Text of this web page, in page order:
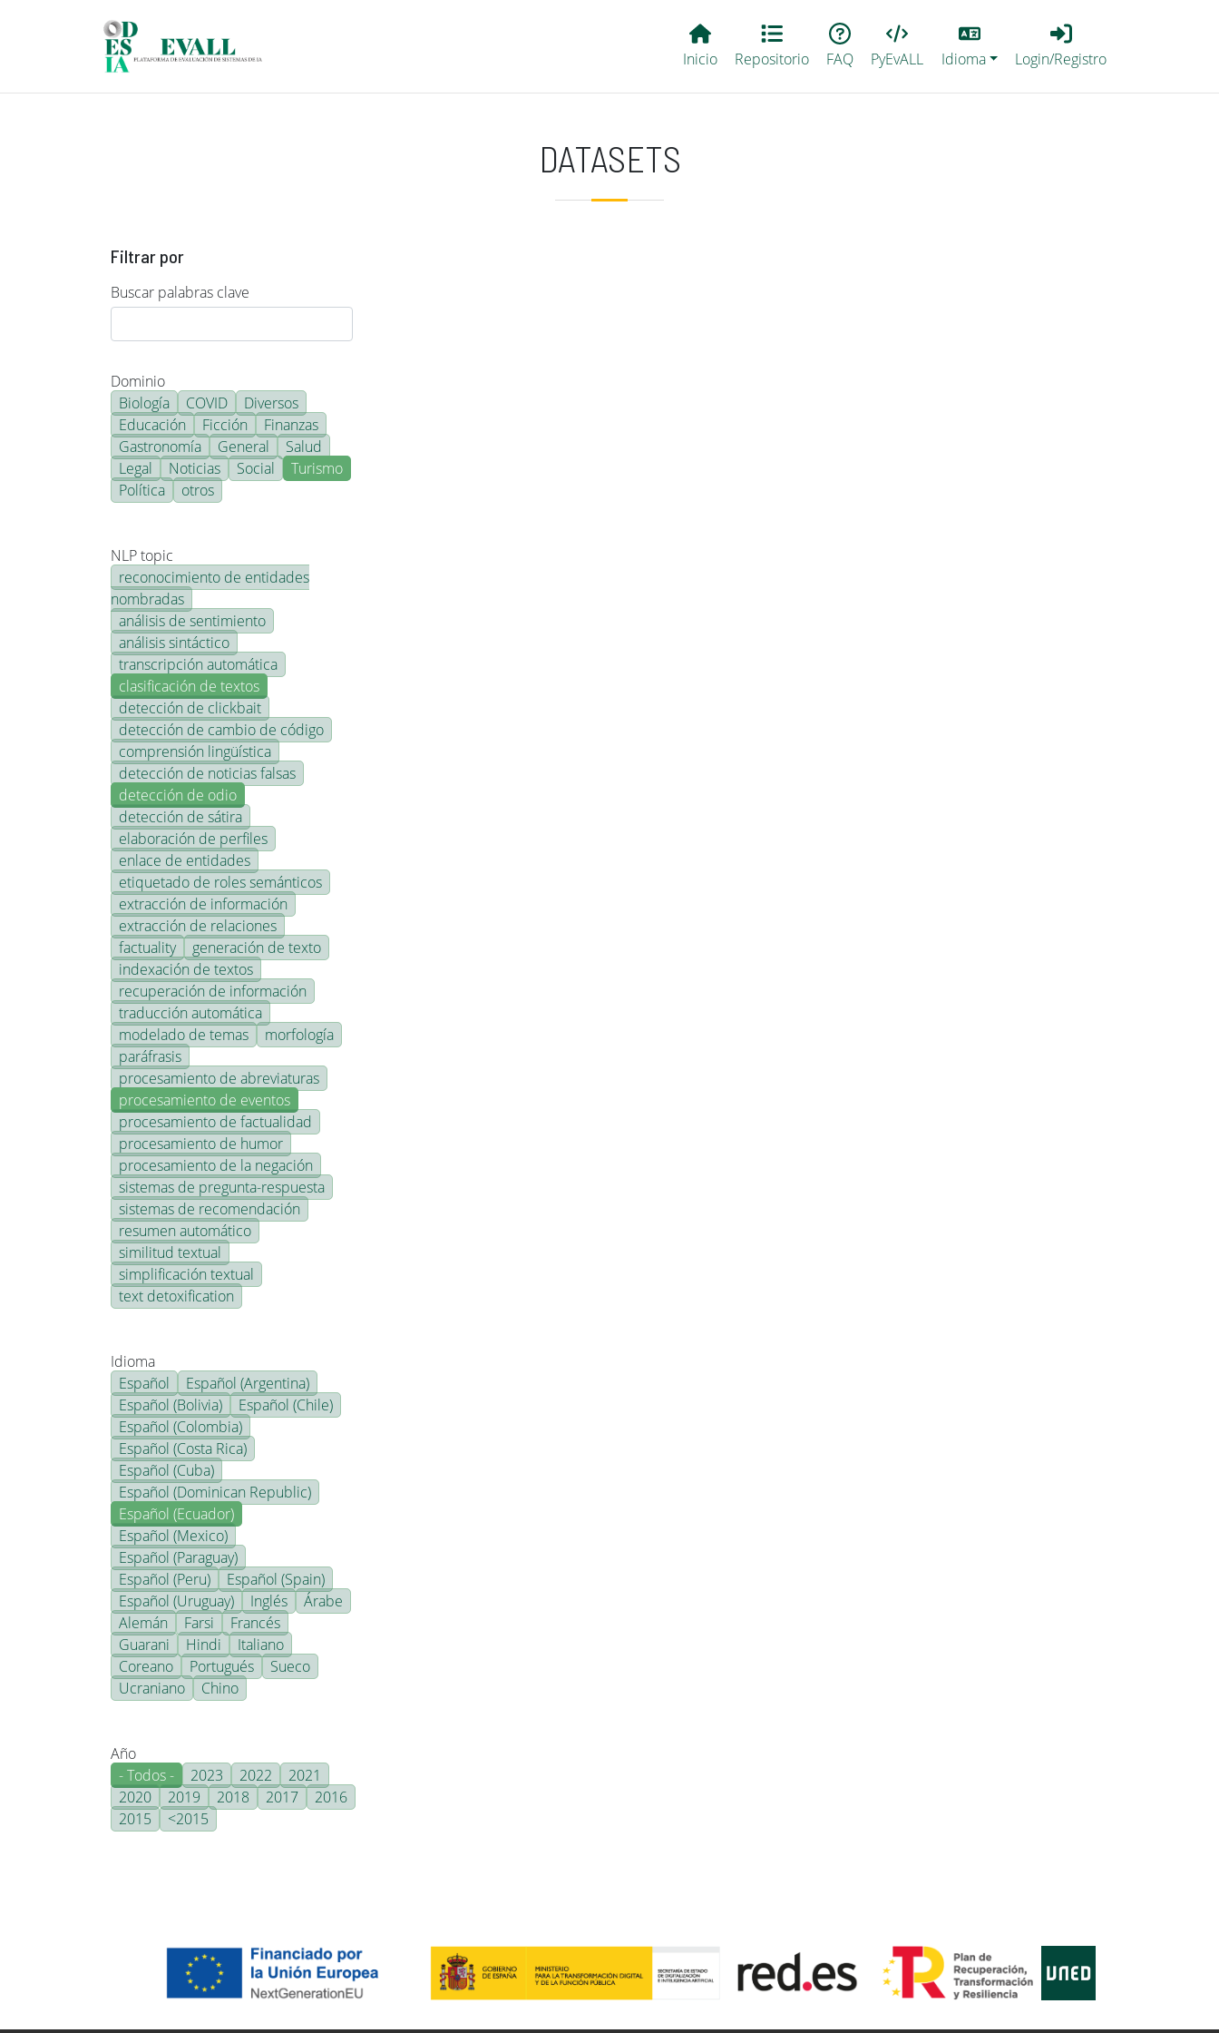
Main EvALL
Inicio Repositorio FAQ PyEvALL
Lang
Idioma
Login_Registro
Login/Registro
DATASETS
Filtrar por
Buscar palabras clave
Dominio
Biología
COVID
Diversos
Educación
Ficción
Finanzas
Gastronomía
General
Salud
Legal
Noticias Social
Turismo
Política
otros
NLP topic
reconocimiento de entidades
nombradas
análisis de sentimiento
análisis sintáctico
transcripción automática
clasificación de textos
detección de clickbait
detección de cambio de código
comprensión lingüística
detección de noticias falsas
detección de odio
detección de sátira
elaboración de perfiles
enlace de entidades
etiquetado de roles semánticos
extracción de información
extracción de relaciones
factuality
generación de texto
indexación de textos
recuperación de información
traducción automática
modelado de temas
morfología
paráfrasis
procesamiento de abreviaturas
procesamiento de eventos
procesamiento de factualidad
procesamiento de humor
procesamiento de la negación
sistemas de pregunta-respuesta
sistemas de recomendación
resumen automático
similitud textual
simplificación textual
text detoxification
Idioma
Español
Español (Argentina)
Español (Bolivia)
Español (Chile)
Español (Colombia)
Español (Costa Rica)
Español (Cuba)
Español (Dominican Republic)
Español (Ecuador)
Español (Mexico)
Español (Paraguay)
Español (Peru)
Español (Spain)
Español (Uruguay)
Inglés
Árabe
Alemán
Farsi
Francés
Guarani
Hindi
Italiano
Coreano
Portugués
Sueco
Ucraniano
Chino
Año
- Todos -
2023 2022
2021
2020
2019 2018 2017
2016
2015
<2015